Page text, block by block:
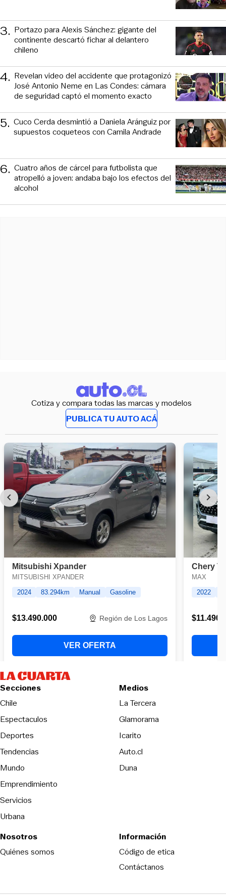
3. Portazo para Alexis Sánchez: gigante del
continente descartó fichar al delantero
chileno
4. Revelan video del accidente que protagonizó
José Antonio Neme en Las Condes: cámara
de seguridad captó el momento exacto
5. Cuco Cerda desmintió a Daniela Aránguiz por
supuestos coqueteos con Camila Andrade
6. Cuatro años de cárcel para futbolista que
atropelló a joven: andaba bajo los efectos del
alcohol
Cotiza y compara todas las marcas y modelos
PUBLICA TU AUTO ACÁ
Secciones
Chile
Espectaculos
Deportes
Tendencias
Mundo
Emprendimiento
Servicios
Urbana
Medios
La TerceraOpens in new
Glamorama
Icarito
Auto.cl
DunaOpens in new window
Nosotros
Quiénes somos
Información
Código de eticaOpens in new
Contáctanos